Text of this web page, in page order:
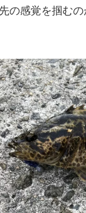
の感覚を掴むの